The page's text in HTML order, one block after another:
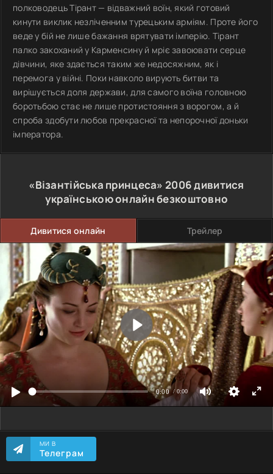
полководець Тірант — відважний воїн, який готовий
кинути виклик незліченним турецьким арміям. Проте його
веде у бій не лише бажання врятувати імперію. Тірант
палко закоханий у Карменсину й мріє завоювати серце
дівчини, яке здається таким же недосяжним, як і
перемога у війні. Поки навколо вирують битви та
вирішується доля держави, для самого воїна головною
боротьбою стає не лише протистояння з ворогом, а й
спроба здобути любов прекрасної та непорочної доньки
імператора.
«Візантійська принцеса»2006дивитися
українською онлайн безкоштовно
Дивитися онлайн Трейлер
МИ В
Телеграм